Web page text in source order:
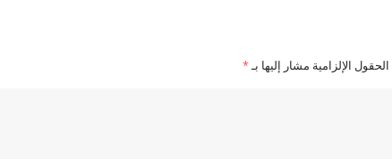
الحقول الإلزامية مشار إليها بـ*